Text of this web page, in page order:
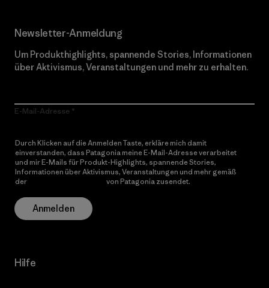
Newsletter-Anmeldung
Um Produkthighlights, spannende Stories, Informationen
über Aktivismus, Veranstaltungen und mehr zu erhalten.
E-Mail-Adresse
Durch Klicken auf die Anmelden Taste, erkläre mich damit
einverstanden, dass Patagonia meine E-Mail-Adresse verarbeitet
und mir E-Mails für Produkt-Highlights, spannende Stories,
Informationen über Aktivismus, Veranstaltungen und mehr gemäß
der
von Patagonia zusendet.
Anmelden
Hilfe